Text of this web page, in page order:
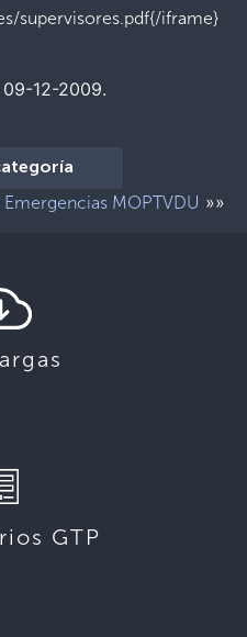
supervisores.pdf{/iframe}
12-2009.
MOPTVDU »»
GTP